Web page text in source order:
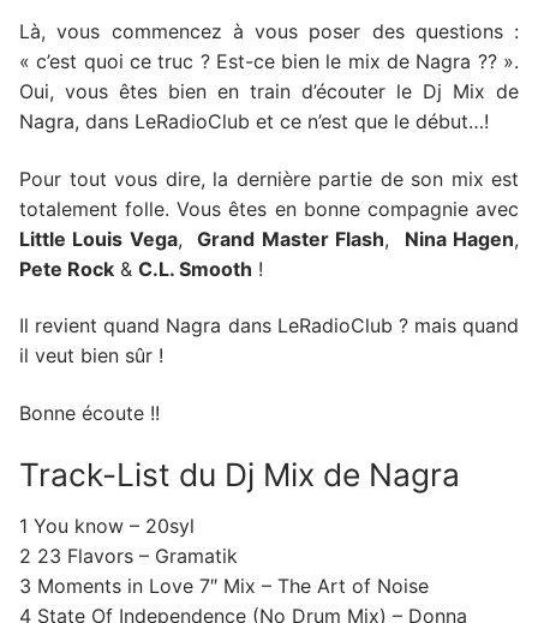
Là, vous commencez à vous poser des questions :
« c’est quoi ce truc ? Est-ce bien le mix de Nagra ?? ».
Oui, vous êtes bien en train d’écouter le Dj Mix de
Nagra, dans LeRadioClub et ce n’est que le début…!
Pour tout vous dire, la dernière partie de son mix est
totalement folle. Vous êtes en bonne compagnie avec
Little Louis Vega,Grand Master Flash, Nina Hagen,
Pete Rock & C.L. Smooth !
Il revient quand Nagra dans LeRadioClub ? mais quand
il veut bien sûr !
Bonne écoute !!
Track-List du Dj Mix de Nagra
1 You know – 20syl
2 23 Flavors – Gramatik
3 Moments in Love 7″ Mix – The Art of Noise
4 State Of Independence (No Drum Mix) – Donna